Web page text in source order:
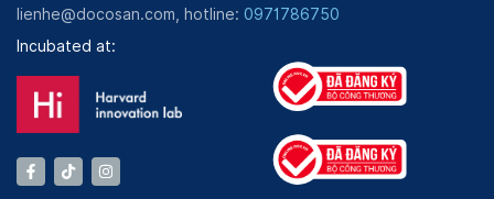
lienhe@docosan.com, hotline: 0971786750
Incubated at: